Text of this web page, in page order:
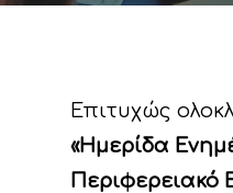
Επιτυχώς
«Ημερίδα
Περιφερειακό